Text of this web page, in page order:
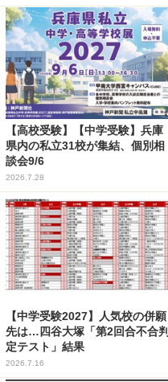
【高校受験】【中学受験】兵庫
県内の私立31校が集結、個別相
談会9/6
2026.7.28
【中学受験2027】人気校の併願
先は…四谷大塚「第2回合不合判
定テスト」結果
2026.7.16